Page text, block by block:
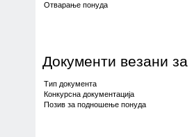
Отварање понуда
Документи везани за
Тип документа
Конкурсна документација
Позив за подношење понуда